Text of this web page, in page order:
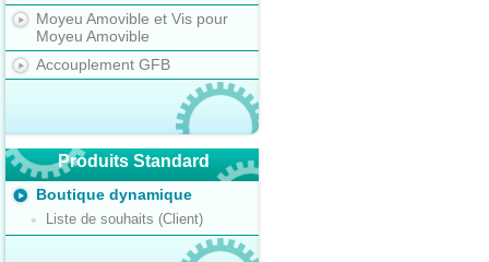
Moyeu Amovible et Vis pour
Moyeu Amovible
Accouplement GFB
Produits Standard
Boutique dynamique
Liste de souhaits (Client)